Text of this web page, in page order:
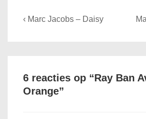
Bericht
Previous
‹ Marc Jacobs – Daisy
6 reacties op “Ray Ban
Orange”